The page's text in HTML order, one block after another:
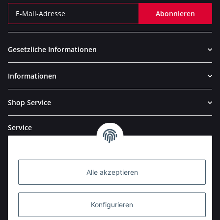
Alle akzeptieren
Konfigurieren
Abonnieren
Gesetzliche Informationen
Informationen
Shop Service
Service